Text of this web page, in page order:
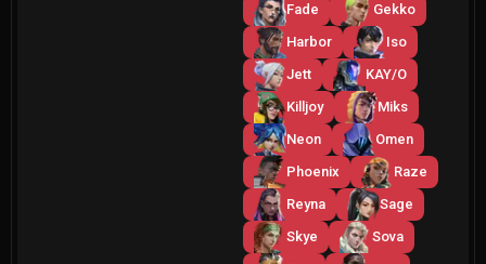
Fade
Gekko
Harbor
Iso
Jett
KAY/O
Killjoy
Miks
Neon
Omen
Phoenix
Raze
Reyna
Sage
Skye
Sova